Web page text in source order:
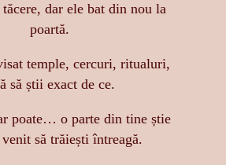
dar ele bat din nou la
poartă.
temple, cercuri, ritualuri,
să știi exact de ce.
poate… o parte din tine știe
să trăiești întreagă.